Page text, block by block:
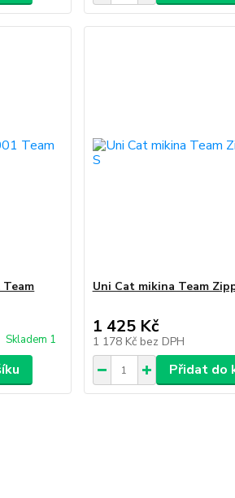
Skladem 1
Uni Cat mikina Team
1 425 Kč
1 178 Kč bez DPH
Přidat do